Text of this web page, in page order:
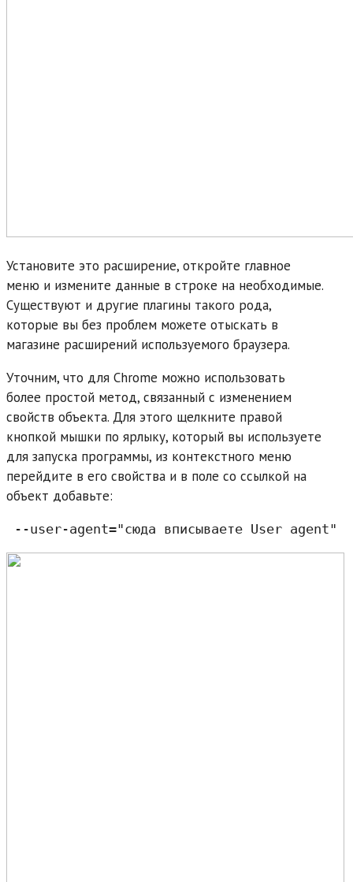
Установите это расширение, откройте главное
меню и измените данные в строке на необходимые.
Существуют и другие плагины такого рода,
которые вы без проблем можете отыскать в
магазине расширений используемого браузера.
Уточним, что для Chrome можно использовать
более простой метод, связанный с изменением
свойств объекта. Для этого щелкните правой
кнопкой мышки по ярлыку, который вы используете
для запуска программы, из контекстного меню
перейдите в его свойства и в поле со ссылкой на
объект добавьте:
--user-agent="сюда вписываете User agent"